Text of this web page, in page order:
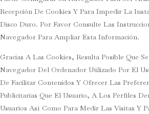
Recepción De Cookies Y Para Impedir La
Disco Duro. Por Favor Consulte Las
Navegador Para Ampliar Esta Información.
Gracias A Las Cookies, Resulta Posible Que
Navegador Del Ordenador Utilizado Por El
De Facilitar Contenidos Y Ofrecer Las
Publicitarias Que El Usuario, A Los Perfiles
Usuarios Así Como Para Medir Las Visitas Y